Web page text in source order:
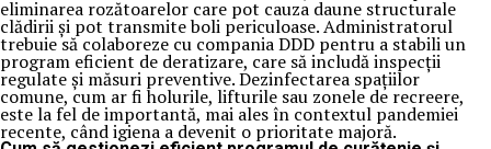
eliminarea rozătoarelor care pot cauza daune structurale
clădirii și pot transmite boli periculoase. Administratorul
trebuie să colaboreze cu compania DDD pentru a stabili un
program eficient de deratizare, care să includă inspecții
regulate și măsuri preventive. Dezinfectarea spațiilor
comune, cum ar fi holurile, lifturile sau zonele de recreere,
este la fel de importantă, mai ales în contextul pandemiei
recente, când igiena a devenit o prioritate majoră.